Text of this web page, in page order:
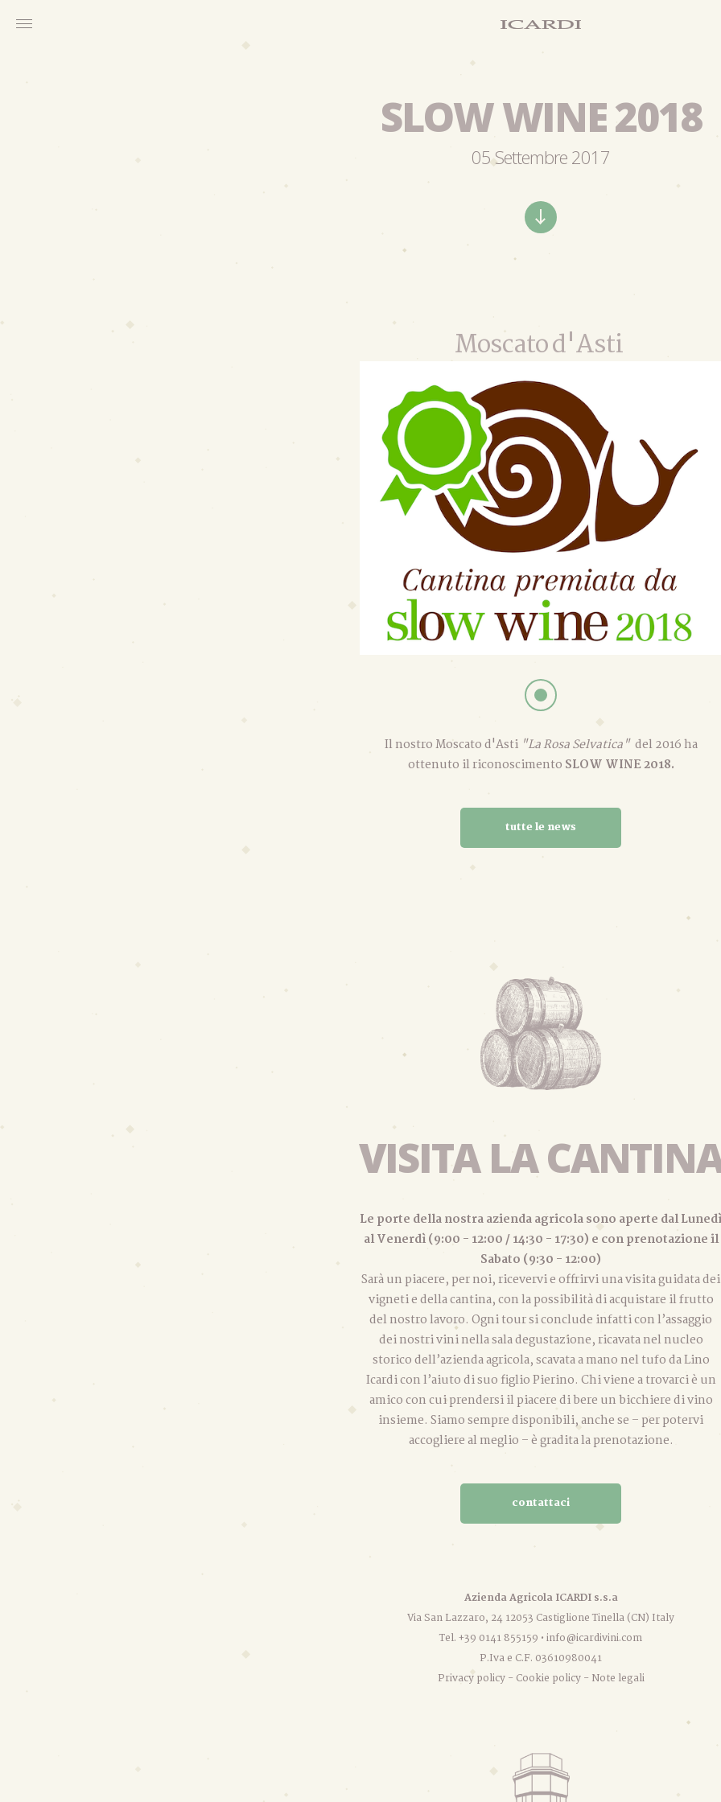
SLOW WINE 2018
05 Settembre 2017
Moscato d'Asti
Il nostro Moscato d'Asti "La Rosa Selvatica"del 2016 ha
ottenuto il riconoscimento SLOW WINE 2018.
tutte le news
VISITA LA
Le porte della nostra azienda agricola sono aperte dal Lunedì
al Venerdì (9:00 - 12:00 / 14:30 - 17:30) e con prenotazione il
Sabato (9:30 - 12:00)
Sarà un piacere, per noi, ricevervi e offrirvi una visita guidata dei
vigneti e della cantina, con la possibilità di acquistare il frutto
del nostro lavoro. Ogni tour si conclude infatti con l’assaggio
dei nostri vini nella sala degustazione, ricavata nel nucleo
storico dell’azienda agricola, scavata a mano nel tufo da Lino
Icardi con l’aiuto di suo figlio Pierino. Chi viene a trovarci è un
amico con cui prendersi il piacere di bere un bicchiere di vino
insieme. Siamo sempre disponibili, anche se – per potervi
accogliere al meglio – è gradita la prenotazione.
contattaci
Azienda Agricola ICARDI s.s.a
Via San Lazzaro, 24 12053 Castiglione Tinella (CN) Italy
Tel. +39 0141 855159 •info@icardivini.com
P.Iva e C.F. 03610980041
Privacy policy- Cookie policy- Note legali